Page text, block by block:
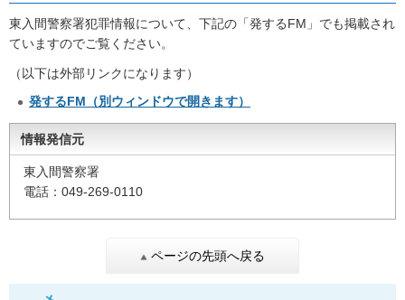
東入間警察署犯罪情報について、下記の「発するFM」でも掲載され
ていますのでご覧ください。
（以下は外部リンクになります）
発するFM（別ウィンドウで開きます）
情報発信元
東入間警察署
電話：049-269-0110
ページの先頭へ戻る